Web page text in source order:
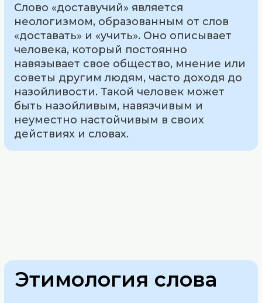
Слово «доставучий» является
неологизмом, образованным от слов
«доставать» и «учить». Оно описывает
человека, который постоянно
навязывает свое общество, мнение или
советы другим людям, часто доходя до
назойливости. Такой человек может
быть назойливым, навязчивым и
неуместно настойчивым в своих
действиях и словах.
Этимология слова